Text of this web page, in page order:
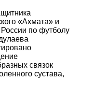
«Ахмата» и
по футболу
связок
сустава,